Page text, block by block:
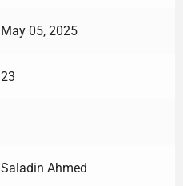
May 05, 2025
23
Saladin Ahmed